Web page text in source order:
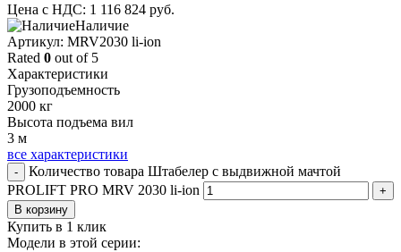
Цена с НДС: 1 116 824 руб.
Наличие
Aртикул: MRV2030 li-ion
Rated 0 out of 5
Характеристики
Грузоподъемность
2000 кг
Высота подъема вил
3 м
все характеристики
-
Количество товара Штабелер с выдвижной мачтой
PROLIFT PRO MRV 2030 li-ion
+
В корзину
Купить в 1 клик
Модели в этой серии: